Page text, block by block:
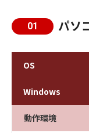
01 パソ
OS
Windows
動作環境